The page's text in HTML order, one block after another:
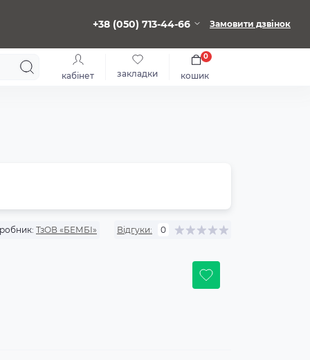
+38 (050) 713-44-66 Замовити дзвінок
кабінет закладки кошик
0
ТзОВ «БЕМБІ» Відгуки: 0